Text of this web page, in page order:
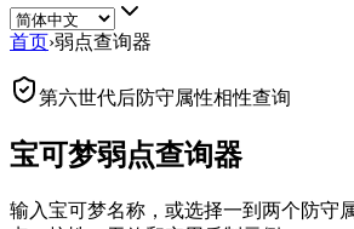
首页›弱点查询器
第六世代后防守属性相性查询
宝可梦弱点查询器
输入宝可梦名称，或选择一到两个防守